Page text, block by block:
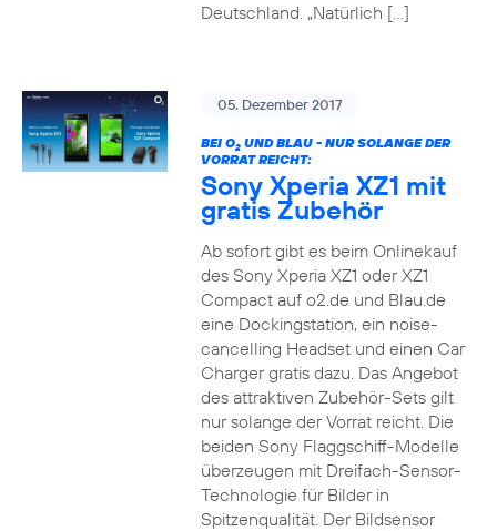
Deutschland. „Natürlich […]
05. Dezember 2017
BEI O2UND BLAU - NUR SOLANGE DER
VORRAT REICHT:
Sony Xperia XZ1 mit
gratis Zubehör
Ab sofort gibt es beim Onlinekauf
des Sony Xperia XZ1 oder XZ1
Compact auf o2.de und Blau.de
eine Dockingstation, ein noise-
cancelling Headset und einen Car
Charger gratis dazu. Das Angebot
des attraktiven Zubehör-Sets gilt
nur solange der Vorrat reicht. Die
beiden Sony Flaggschiff-Modelle
überzeugen mit Dreifach-Sensor-
Technologie für Bilder in
Spitzenqualität. Der Bildsensor